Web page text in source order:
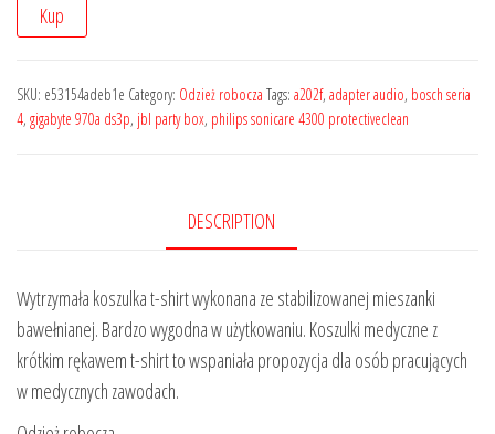
Kup
SKU: e53154adeb1e Category: Odzież robocza Tags: a202f, adapter audio, bosch seria
4, gigabyte 970a ds3p, jbl party box, philips sonicare 4300 protectiveclean
DESCRIPTION
Wytrzymała koszulka t-shirt wykonana ze stabilizowanej mieszanki
bawełnianej. Bardzo wygodna w użytkowaniu. Koszulki medyczne z
krótkim rękawem t-shirt to wspaniała propozycja dla osób pracujących
w medycznych zawodach.